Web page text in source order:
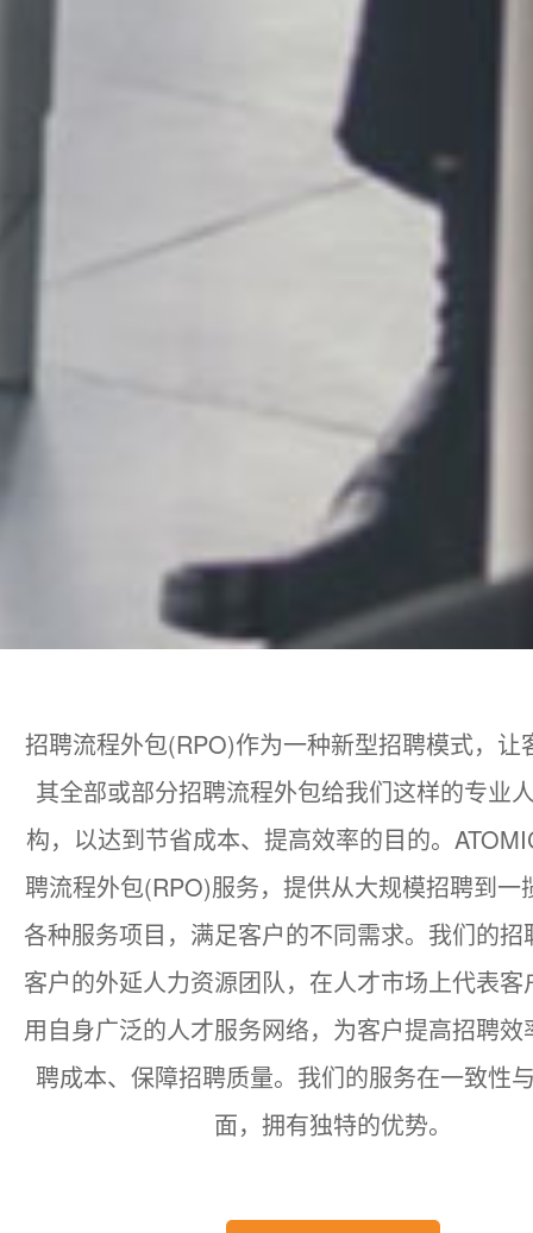
招聘流程外包(RPO)作为一种新型招聘模式，让
其全部或部分招聘流程外包给我们这样的专业
构，以达到节省成本、提高效率的目的。
聘流程外包(RPO)服务，提供从大规模招聘到一
各种服务项目，满足客户的不同需求。我们的招
客户的外延人力资源团队，在人才市场上代表客
用自身广泛的人才服务网络，为客户提高招聘效
聘成本、保障招聘质量。我们的服务在一致性
面，拥有独特的优势。